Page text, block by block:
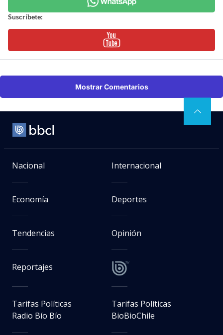
Suscríbete:
Mostrar Comentarios
Nacional Internacional
Economía Deportes
Tendencias Opinión
Reportajes
Tarifas Políticas
Radio Bío Bío
Tarifas Políticas
BioBioChile